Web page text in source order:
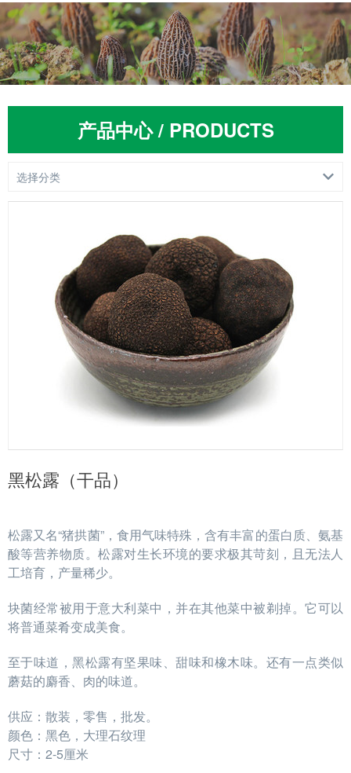
产品中心 / PRODUCTS
选择分类
黑松露（干品）
松露又名“猪拱菌”，食用气味特殊，含有丰富的蛋白质、 氨基
酸等营养物质。松露对生长环境的要求极其苛刻，且无法人
工培育，产量稀少。
块菌经常被用于意大利菜中，并在其他菜中被剃掉。它可以
将普通菜肴变成美食。
至于味道，黑松露有坚果味、甜味和橡木味。还有一点类似
蘑菇的麝香、肉的味道。
供应：散装，零售，批发。
颜色：黑色，大理石纹理
尺寸：2-5厘米